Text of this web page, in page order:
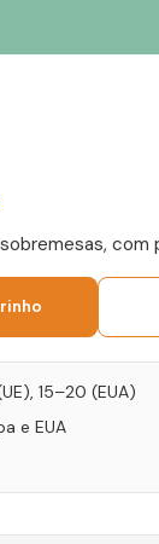
com
15–20 (EUA)
e EUA